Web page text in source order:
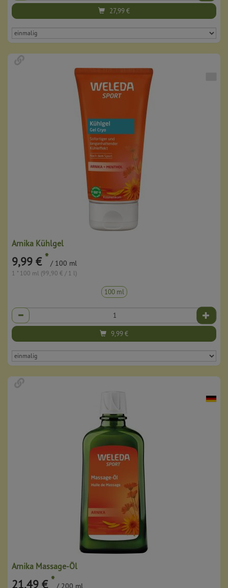
27,99€
Arnika Kühlgel
9,99 € * / 100 ml
1 * 100 ml (99,90 € / 1 l)
100 ml
Anzahl
9,99€
Arnika Massage-Öl
21,49 € * / 200 ml